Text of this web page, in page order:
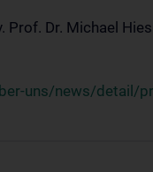
Prof. Dr. Michael
uns/news/detail/